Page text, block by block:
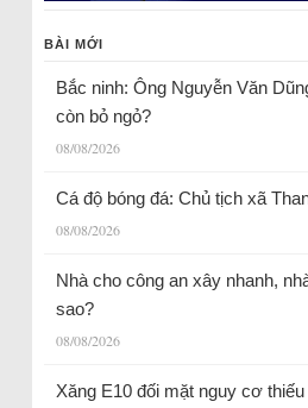
BÀI MỚI
Bắc ninh: Ông Nguyễn Văn
còn bỏ ngỏ?
08/08/2026
Cá độ bóng đá: Chủ tịch xã
08/08/2026
Nhà cho công an xây nhanh,
sao?
08/08/2026
Xăng E10 đối mặt nguy cơ